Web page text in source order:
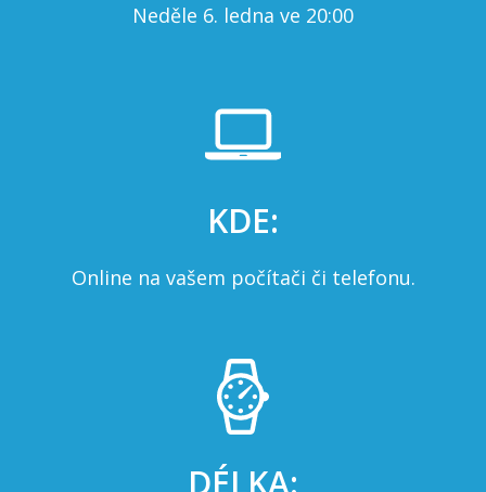
Neděle 6. ledna ve 20:00
KDE:
Online na vašem počítači či telefonu.
DÉLKA: